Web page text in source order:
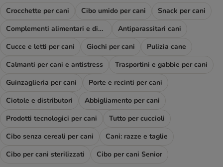
Crocchette per cani Cibo umido per cani
Snack per cani
Complementi alimentari e diete
Antiparassitari cani
Cucce e letti per cani
Giochi per cani
Pulizia cane
Calmanti per cani e antistress
Trasportini e gabbie per cani
Guinzaglieria per cani
Porte e recinti per cani
Ciotole e distributori
Abbigliamento per cani
Prodotti tecnologici per cani
Tutto per cuccioli
Cibo senza cereali per cani
Cani: razze e taglie
Cibo per cani sterilizzati
Cibo per cani Senior